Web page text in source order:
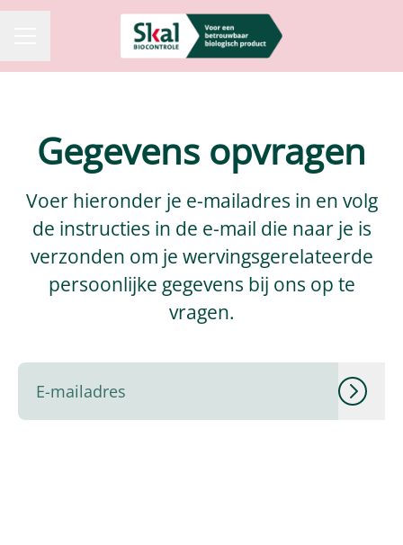
Gegevens opvragen
Voer hieronder je e-mailadres in en volg
de instructies in de e-mail die naar je is
verzonden om je wervingsgerelateerde
persoonlijke gegevens bij ons op te
vragen.